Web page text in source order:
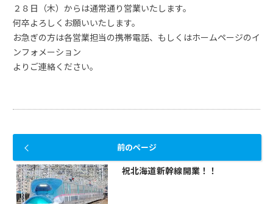
２８日（木）からは通常通り営業いたします。
何卒よろしくお願いいたします。
お急ぎの方は各営業担当の携帯電話、もしくはホームページのイ
ンフォメーション
よりご連絡ください。
祝北海道新幹線開業！！
前のページ